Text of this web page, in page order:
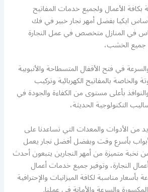
الأعمال ولجميع خدمات المفاتيح
ايكيا بفضل أمهر نجار خبير في فك
في المنازل متخصص في عمل النجارة
جميع الخشب،
في فتح الأقفال المتسطاحة والأنبوبية
والخاصة بالمفاتيح الكهربائية وتركيب
بأعلى مستوى من الكفاءة والجودة في
التكنولوجية الحديثة،
من الأدوات والمعدات التي تساعدنا على
بأسرع وقت وبفضل أفضل نجار يعمل
متميزة من أمهر النجارين يتبعون أحدث
النجارة، وتوفير جميع خدمات أعمال
على مدار 24 ساعة بأسعار مناسبة لكافة الميزانيات والإحترافية